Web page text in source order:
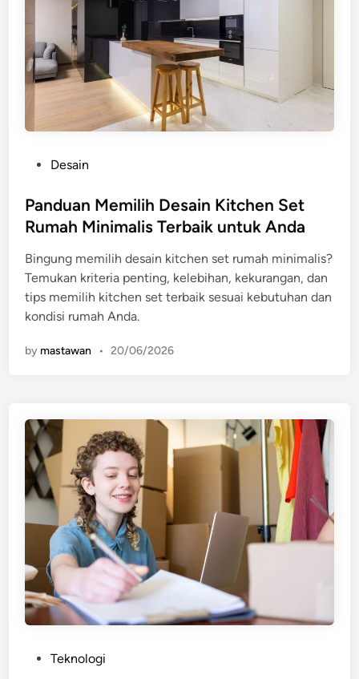
s
t
d
i
n
Desain
Panduan Memilih Desain Kitchen Set
Rumah Minimalis Terbaik untuk Anda
Bingung memilih desain kitchen set rumah minimalis?
Temukan kriteria penting, kelebihan, kekurangan, dan
tips memilih kitchen set terbaik sesuai kebutuhan dan
kondisi rumah Anda.
by mastawan • 20/06/2026
Teknologi